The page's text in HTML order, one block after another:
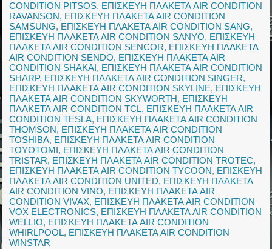
CONDITION PITSOS, ΕΠΙΣΚΕΥΗ ΠΛΑΚΕΤΑ AIR CONDITION
RAVANSON, ΕΠΙΣΚΕΥΗ ΠΛΑΚΕΤΑ AIR CONDITION
SAMSUNG, ΕΠΙΣΚΕΥΗ ΠΛΑΚΕΤΑ AIR CONDITION SANG,
ΕΠΙΣΚΕΥΗ ΠΛΑΚΕΤΑ AIR CONDITION SANYO, ΕΠΙΣΚΕΥΗ
ΠΛΑΚΕΤΑ AIR CONDITION SENCOR, ΕΠΙΣΚΕΥΗ ΠΛΑΚΕΤΑ
AIR CONDITION SENDO, ΕΠΙΣΚΕΥΗ ΠΛΑΚΕΤΑ AIR
CONDITION SHAKAI, ΕΠΙΣΚΕΥΗ ΠΛΑΚΕΤΑ AIR CONDITION
SHARP, ΕΠΙΣΚΕΥΗ ΠΛΑΚΕΤΑ AIR CONDITION SINGER,
ΕΠΙΣΚΕΥΗ ΠΛΑΚΕΤΑ AIR CONDITION SKYLINE, ΕΠΙΣΚΕΥΗ
ΠΛΑΚΕΤΑ AIR CONDITION SKYWORTH, ΕΠΙΣΚΕΥΗ
ΠΛΑΚΕΤΑ AIR CONDITION TCL, ΕΠΙΣΚΕΥΗ ΠΛΑΚΕΤΑ AIR
CONDITION TESLA, ΕΠΙΣΚΕΥΗ ΠΛΑΚΕΤΑ AIR CONDITION
THOMSON, ΕΠΙΣΚΕΥΗ ΠΛΑΚΕΤΑ AIR CONDITION
TOSHIBA, ΕΠΙΣΚΕΥΗ ΠΛΑΚΕΤΑ AIR CONDITION
TOYOTOMI, ΕΠΙΣΚΕΥΗ ΠΛΑΚΕΤΑ AIR CONDITION
TRISTAR, ΕΠΙΣΚΕΥΗ ΠΛΑΚΕΤΑ AIR CONDITION TROTEC,
ΕΠΙΣΚΕΥΗ ΠΛΑΚΕΤΑ AIR CONDITION TYCOON, ΕΠΙΣΚΕΥΗ
ΠΛΑΚΕΤΑ AIR CONDITION UNITED, ΕΠΙΣΚΕΥΗ ΠΛΑΚΕΤΑ
AIR CONDITION VINO, ΕΠΙΣΚΕΥΗ ΠΛΑΚΕΤΑ AIR
CONDITION VIVAX, ΕΠΙΣΚΕΥΗ ΠΛΑΚΕΤΑ AIR CONDITION
VOX ELECTRONICS, ΕΠΙΣΚΕΥΗ ΠΛΑΚΕΤΑ AIR CONDITION
WELLIO, ΕΠΙΣΚΕΥΗ ΠΛΑΚΕΤΑ AIR CONDITION
WHIRLPOOL, ΕΠΙΣΚΕΥΗ ΠΛΑΚΕΤΑ AIR CONDITION
WINSTAR